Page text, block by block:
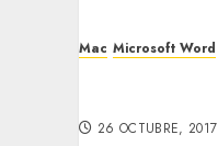
Mac Microsoft Word
26 OCTUBRE, 2017